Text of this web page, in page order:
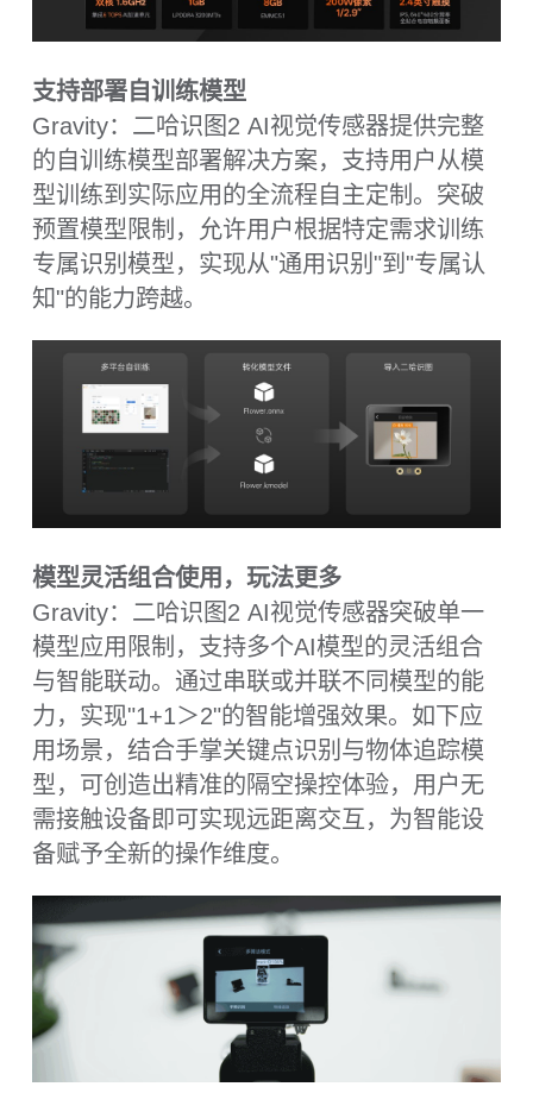
模型应用限制，支持多个AI模型的灵活组合
与智能联动。通过串联或并联不同模型的能
用场景，结合手掌关键点识别与物体追踪模
型，可创造出精准的隔空操控体验，用户无
需接触设备即可实现远距离交互，为智能设
备赋予全新的操作维度。
内置MCP服务，赋予大模型更强的物理感知
世界能力
Gravity：二哈识图2 AI视觉传感器通过内置
MCP（Model Context Protocol）服务，为大
语言模型提供了直接感知和理解物理世界的
局限，实现了视觉感知与认知能力的深度融
正实现了从"看到什么"到"知道什么"的质变，
还能通过自训练识别任何特定目标。
实时图传功能，助力数据采集与图像查看
Gravity：二哈识图2 AI视觉传感器创新搭载
有线、无线双模式实时图传系统，突破传统
与WiFi无线传输（需加装无线网卡）两种模
式，通过高效的图像压缩技术和稳定的传输
协议，可实现毫秒级延迟的实时画面传输，
并通过无线连接将识别结果与实时画面同步
传输至远程终端，为智能设备提供可靠的远
程视觉感知能力。